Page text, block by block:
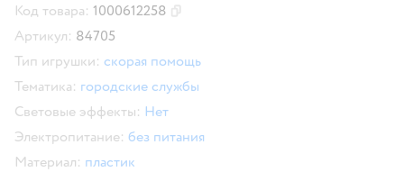
Код товара: 1000612258
Артикул: 84705
Тип игрушки: скорая помощь
Тематика: городские службы
Световые эффекты: Нет
Электропитание: без питания
Материал: пластик